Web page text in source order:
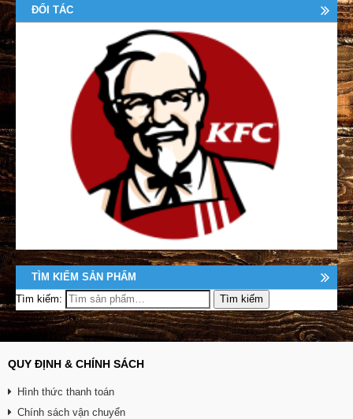
ĐỐI TÁC
TÌM KIẾM SẢN PHẨM
Tìm kiếm:
QUY ĐỊNH & CHÍNH SÁCH
Hình thức thanh toán
Chính sách vận chuyển